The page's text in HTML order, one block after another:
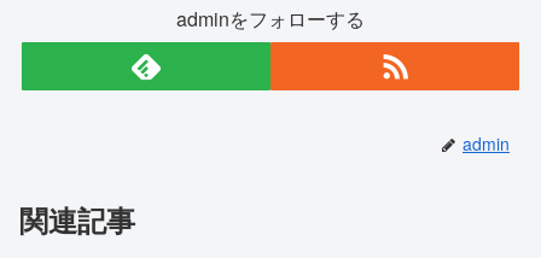
adminをフォローする
admin
関連記事